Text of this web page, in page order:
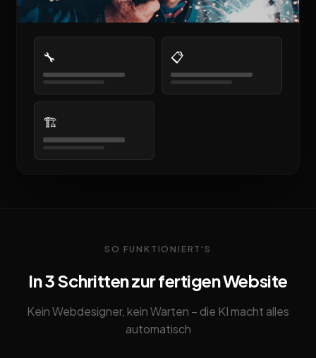
🔧 📋
🏗️
SO FUNKTIONIERT'S
In 3 Schritten zur fertigen Website
Kein Webdesigner, kein Warten – die KI macht alles
automatisch